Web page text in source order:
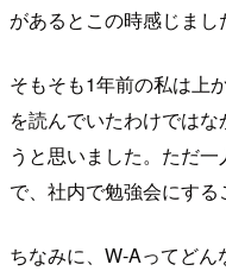
があるとこの時感じまし
そもそも1年前の私は上
を読んでいたわけでは
うと思いました。ただ
で、社内で勉強会にする
ちなみに、W-Aってど